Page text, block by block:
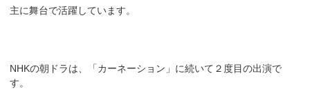
主に舞台で活躍しています。
NHKの朝ドラは、「カーネーション」に続いて２度目の出演で
す。